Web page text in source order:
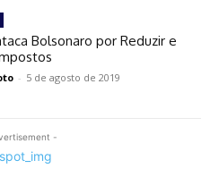
-
Bolsonaro por Reduzir e
- 5 de agosto de 2019